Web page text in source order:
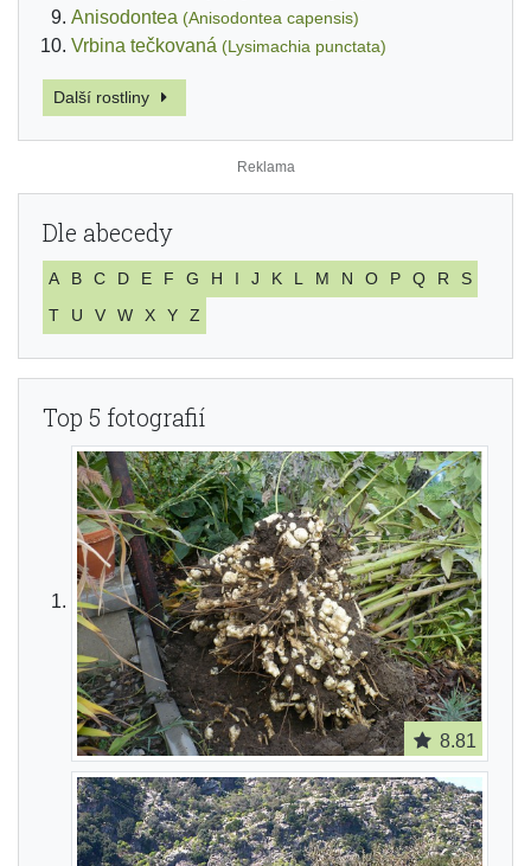
Anisodontea (Anisodontea capensis)
Vrbina tečkovaná (Lysimachia punctata)
Další rostliny
Dle abecedy
A B C D E F G H I J K L M N O P Q R
S
T
U V W X Y Z
Top 5 fotografií
8.81